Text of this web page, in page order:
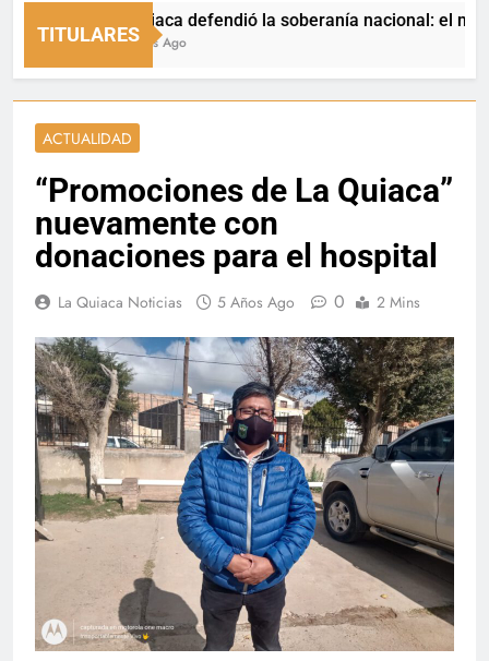
TITULARES
La Quiaca defendió la soberanía nacional: el
10 Horas Ago
ACTUALIDAD
“Promociones de La Quiaca”
nuevamente con
donaciones para el hospital
La Quiaca Noticias 5 Años Ago 0 2 Mins